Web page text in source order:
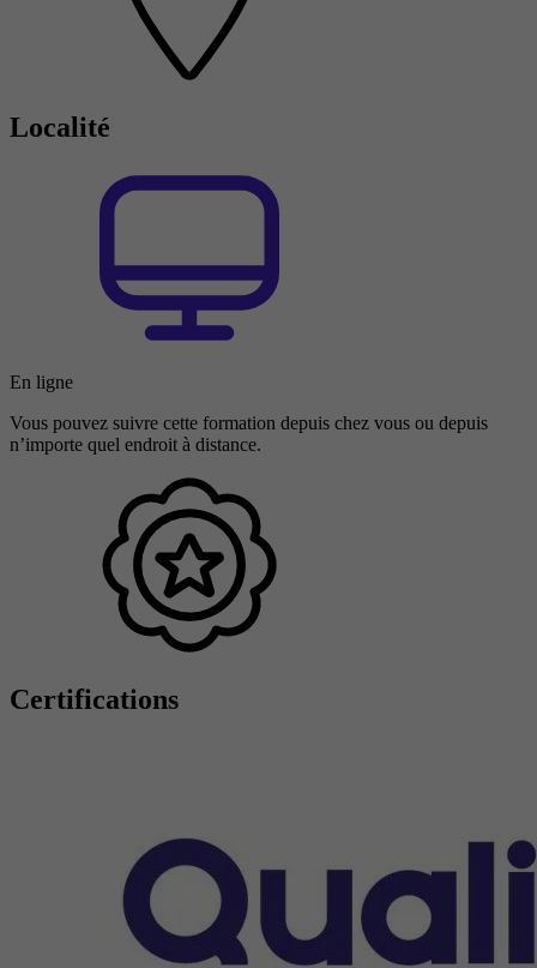
Localité
En ligne
Vous pouvez suivre cette formation depuis chez vous ou depuis
n’importe quel endroit à distance.
Certifications